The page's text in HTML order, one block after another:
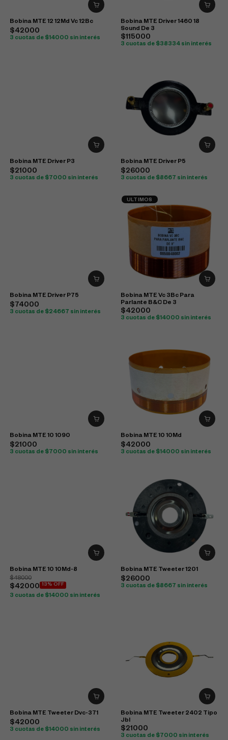
Bobina MTE 12 12Md Vc 12Bc
$42000
3 cuotas de $14000 sin interés
Bobina MTE Driver 1460 18
Sound De 3
$115000
3 cuotas de $38334 sin interés
Bobina MTE Driver P3
$21000
3 cuotas de $7000 sin interés
Bobina MTE Driver P5
$26000
3 cuotas de $8667 sin interés
Bobina MTE Driver P75
$74000
3 cuotas de $24667 sin interés
ULTIMOS
Bobina MTE Vc 3Bc Para
Parlante B&C De 3
$42000
3 cuotas de $14000 sin interés
Bobina MTE 10 1090
$21000
3 cuotas de $7000 sin interés
Bobina MTE 10 10Md
$42000
3 cuotas de $14000 sin interés
Bobina MTE 10 10Md-8
$48000
$42000 13% OFF
3 cuotas de $14000 sin interés
Bobina MTE Tweeter 1201
$26000
3 cuotas de $8667 sin interés
Bobina MTE Tweeter Dvc-371
$42000
3 cuotas de $14000 sin interés
Bobina MTE Tweeter 2402 Tipo
Jbl
$21000
3 cuotas de $7000 sin interés